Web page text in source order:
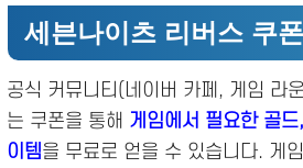
세븐나이츠 리버스 쿠
공식 커뮤니티(네이버 카페, 게임 라
는 쿠폰을 통해 게임에서 필요한 골
이템을 무료로 얻을 수 있습니다. 게